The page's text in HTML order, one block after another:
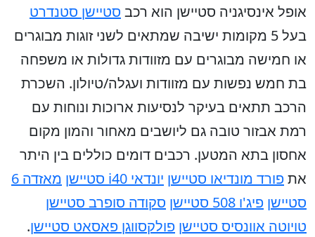
אופל אינסיגניה סטיישן הוא רכב סטיישן סטנדרט
בעל 5 מקומות ישיבה שמתאים לשני זוגות מבוגרים
או חמישה מבוגרים עם מזוודות גדולות או משפחה
בת חמש נפשות עם מזוודות ועגלה/טיולון. השכרת
הרכב תתאים בעיקר לנסיעות ארוכות ונוחות עם
רמת אבזור טובה גם ליושבים מאחור והמון מקום
אחסון בתא המטען. רכבים דומים כוללים בין היתר
אתפורד מונדיאו סטיישן יונדאי i40 סטיישן
מאזדה 6
סטיישן פיג'ו 508 סטיישן
סקודה סופרב סטיישן
טויוטה אוונסיס סטיישן פולקסווגן פאסאט סטיישן.